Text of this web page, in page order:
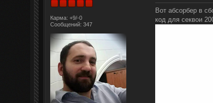
Карма: +9/-0
Сообщений: 347
Вот абсорбер в
код для секвои